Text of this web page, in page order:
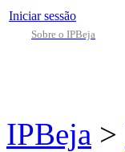
Iniciar sessão
Sobre o IPBeja
IPBeja >